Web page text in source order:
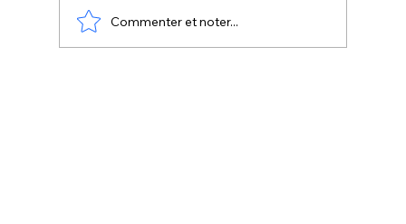
Commenter et noter...